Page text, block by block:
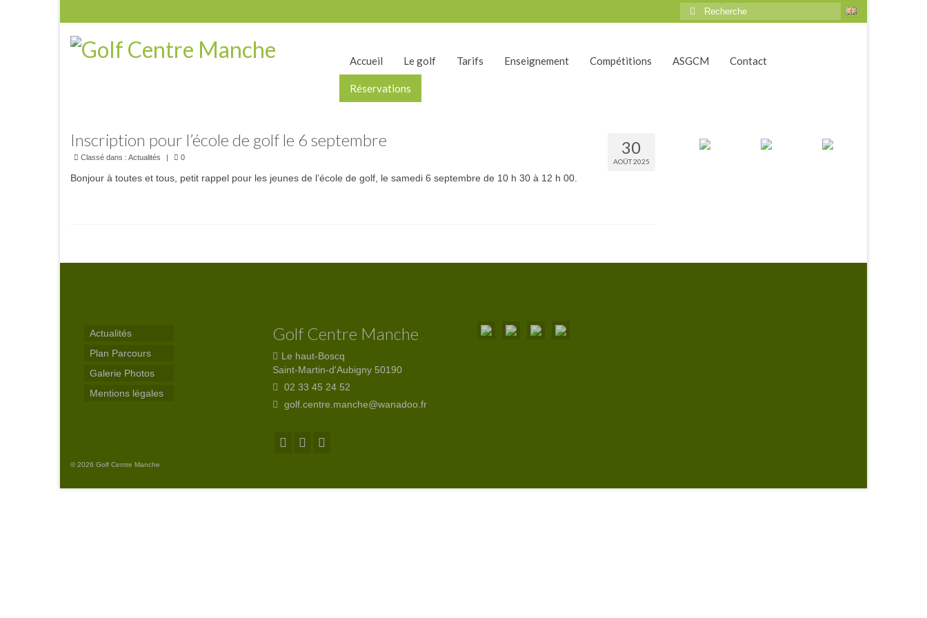
Rechercher
:
Accueil Le golf Tarifs Enseignement Compétitions ASGCM Contact
Réservations
30
AOÛT 2025
Inscription pour l’école de golf le 6 septembre
Classé dans : Actualités | 0
Bonjour à toutes et tous, petit rappel pour les jeunes de l’école de golf, le samedi 6 septembre de 10 h 30 à 12 h 00.
Actualités
Plan Parcours
Galerie Photos
Mentions légales
Golf Centre Manche
Le haut-Boscq
Saint-Martin-d'Aubigny 50190
02 33 45 24 52
golf.centre.manche@wanadoo.fr
© 2026 Golf Centre Manche